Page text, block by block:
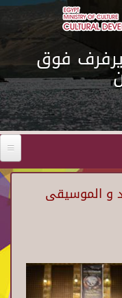
يرفرف فوق
و الموسيقى